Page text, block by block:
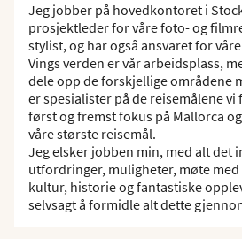
Jeg jobber på hovedkontoret i
prosjektleder for våre foto- og
stylist, og har også ansvaret for
Vings verden er vår arbeidsplass,
dele opp de forskjellige områdene
er spesialister på de reisemålene
først og fremst fokus på Mallorca
våre største reisemål.
Jeg elsker jobben min, med alt det
utfordringer, muligheter, møte
kultur, historie og fantastiske
selvsagt å formidle alt dette